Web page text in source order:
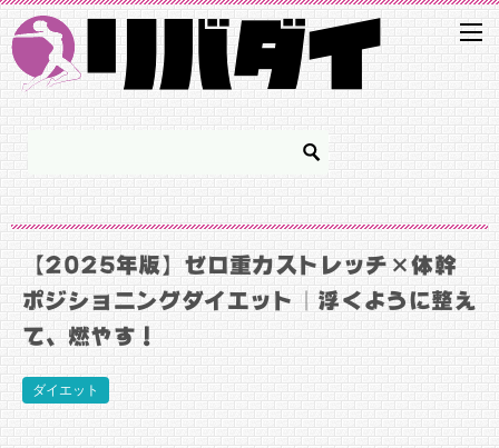
【2025年版】ゼロ重力ストレッチ×体幹
ポジショニングダイエット｜浮くように整え
て、燃やす！
ダイエット